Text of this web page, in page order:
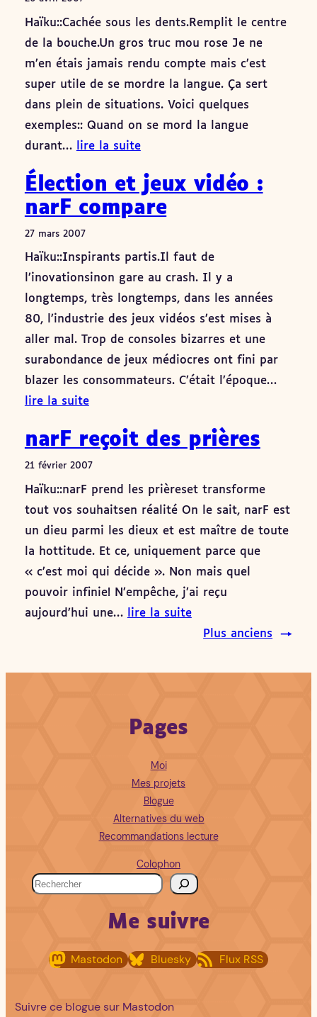
Haïku::Cachée sous les dents.Remplit le centre
de la bouche.Un gros truc mou rose Je ne
m’en étais jamais rendu compte mais c’est
super utile de se mordre la langue. Ça sert
dans plein de situations. Voici quelques
exemples:: Quand on se mord la langue
durant…
lire la suite
Élection et jeux vidéo :
narF compare
27 mars 2007
Haïku::Inspirants partis.Il faut de
l’inovationsinon gare au crash. Il y a
longtemps, très longtemps, dans les années
80, l’industrie des jeux vidéos s’est mises à
aller mal. Trop de consoles bizarres et une
surabondance de jeux médiocres ont fini par
blazer les consommateurs. C’était l’époque…
lire la suite
narF reçoit des prières
21 février 2007
Haïku::narF prend les prièreset transforme
tout vos souhaitsen réalité On le sait, narF est
un dieu parmi les dieux et est maître de toute
la hottitude. Et ce, uniquement parce que
« c’est moi qui décide ». Non mais quel
pouvoir infinie! N’empêche, j’ai reçu
aujourd’hui une…
lire la suite
Plus anciens
→
Pages
Moi
Mes projets
Blogue
Alternatives du web
Recommandations lecture
Colophon
R
c
Me suivre
Mastodon Bluesky Flux RSS
Suivre ce blogue sur Mastodon